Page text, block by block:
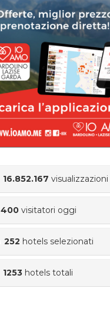
16.852.167 visualizzazioni
400 visitatori oggi
252 hotels selezionati
1253 hotels totali